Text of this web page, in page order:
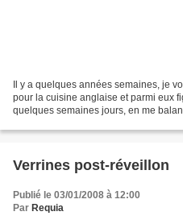
Il y a quelques années semaines, je
pour la cuisine anglaise et parmi eux
quelques semaines jours, en me
Verrines post-réveillon
Publié le 03/01/2008 à 12:00
Par Requia